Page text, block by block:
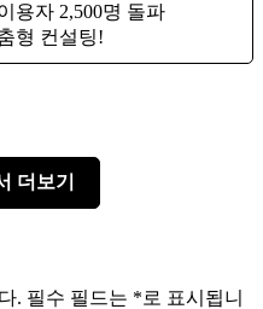
용자 2,500명 돌파
형 컨설팅!
더보기
. 필수 필드는 *로 표시됩니